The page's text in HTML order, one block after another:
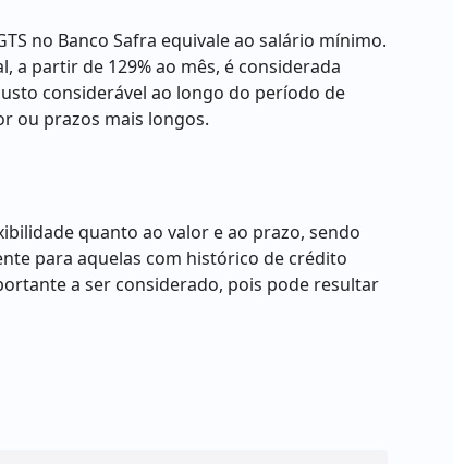
no Banco Safra equivale ao salário mínimo.
a partir de 129% ao mês, é considerada
considerável ao longo do período de
ou prazos mais longos.
quanto ao valor e ao prazo, sendo
para aquelas com histórico de crédito
a ser considerado, pois pode resultar